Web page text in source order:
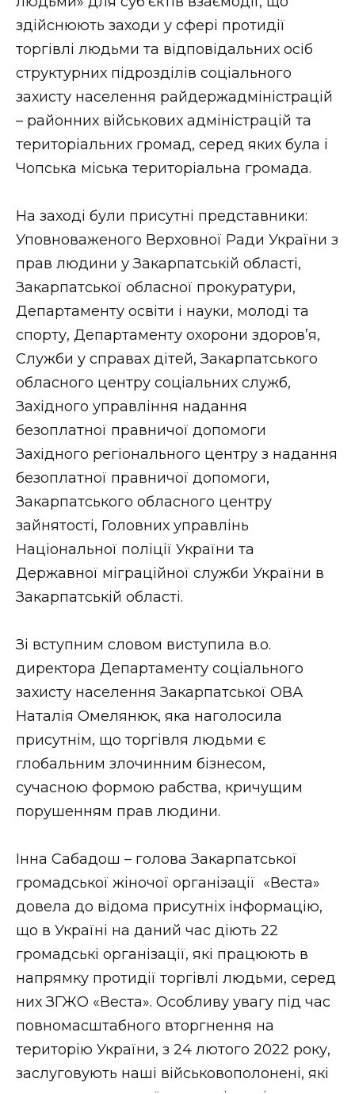
ВІДЕО
здійснюють заходи у сфері протидії
торгівлі людьми та відповідальних осіб
структурних підрозділів соціального
захисту населення райдержадміністрацій
– районних військових адміністрацій та
територіальних громад, серед яких була і
Чопська міська територіальна громада.
На заході були присутні представники:
Уповноваженого Верховної Ради України з
прав людини у Закарпатській області,
Закарпатської обласної прокуратури,
Департаменту освіти і науки, молоді та
спорту, Департаменту охорони здоров’я,
Служби у справах дітей, Закарпатського
обласного центру соціальних служб,
Західного управління надання
безоплатної правничої допомоги
Західного регіонального центру з надання
безоплатної правничої допомоги,
Закарпатського обласного центру
зайнятості, Головних управлінь
Національної поліції України та
Державної міграційної служби України в
Закарпатській області.
Зі вступним словом виступила в.о.
директора Департаменту соціального
захисту населення Закарпатської ОВА
Наталія Омелянюк, яка наголосила
присутнім, що торгівля людьми є
глобальним злочинним бізнесом,
сучасною формою рабства, кричущим
порушенням прав людини.
Інна Сабадош – голова Закарпатської
громадської жіночої організації «Веста»
довела до відома присутніх інформацію,
що в Україні на даний час діють 22
громадські організації, які працюють в
напрямку протидії торгівлі людьми, серед
них ЗГЖО «Веста». Особливу увагу під час
повномасштабного вторгнення на
територію України, з 24 лютого 2022 року,
заслуговують наші військовополонені, які